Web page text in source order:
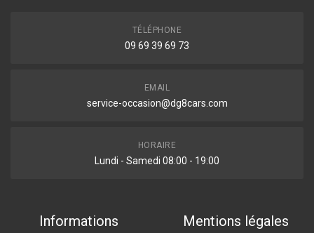
TÉLÉPHONE
09 69 39 69 73
EMAIL
service-occasion@dg8cars.com
HORAIRE
Lundi - Samedi 08:00 - 19:00
Informations Mentions légales